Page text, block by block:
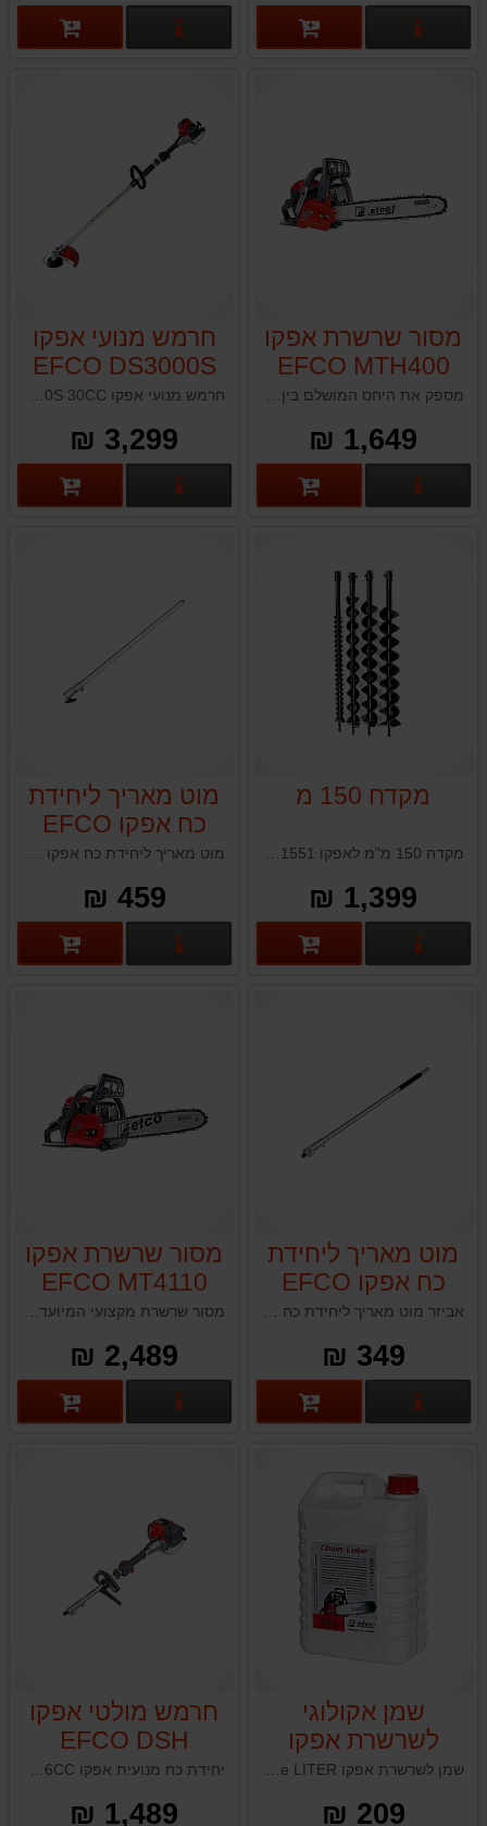
פרטים נוספים פרטים נוספים
מסור שרשרת אפקו
EFCO MTH400
39CC
מספק את היחס המושלם בין ביצועים למחיר. נהדר עבור חיתוך, גיזום וחיתוך בקוטר קטן עד בינוני.
1,649 ₪
פרטים נוספים
חרמש מנועי אפקו
EFCO DS3000S
30CC
חרמש מנועי אפקו EFCO DS3000S 30CC תוצרת איטליה
3,299 ₪
פרטים נוספים
מקדח 150 מ
1,399 ₪
פרטים נוספים
מוט מאריך ליחידת
כח אפקו EFCO
DS3000D
459 ₪
פרטים נוספים
מוט מאריך ליחידת
כח אפקו EFCO
DS2500D
349 ₪
פרטים נוספים
מסור שרשרת אפקו
EFCO MT4110
40CC
2,489 ₪
פרטים נוספים
שמן אקולוגי
לשרשרת אפקו
EFCO Chain
Lube 5LITER
209 ₪
חרמש מולטי אפקו
EFCO DSH
2500D 26CC
1,489 ₪